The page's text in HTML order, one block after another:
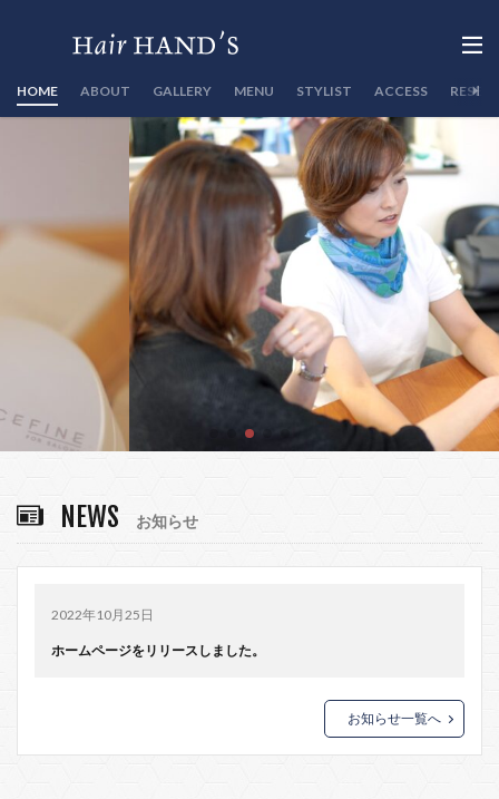
HOME ABOUT GALLERY MENU STYLIST ACCESS
NEWS お知らせ
2022年10月25日
ホームページをリリースしました。
お知らせ一覧へ